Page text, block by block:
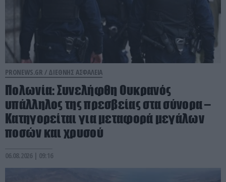
PRONEWS.GR / ΔΙΕΘΝΗΣ ΑΣΦΑΛΕΙΑ
Πολωνία: Συνελήφθη Ουκρανός
υπάλληλος της πρεσβείας στα σύνορα –
Κατηγορείται για μεταφορά μεγάλων
ποσών και χρυσού
06.08.2026 | 09:16